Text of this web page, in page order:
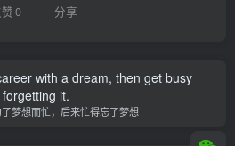
0 分享
with a dream, then get busy
forgetting it.
梦想而忙，后来忙得忘了梦想